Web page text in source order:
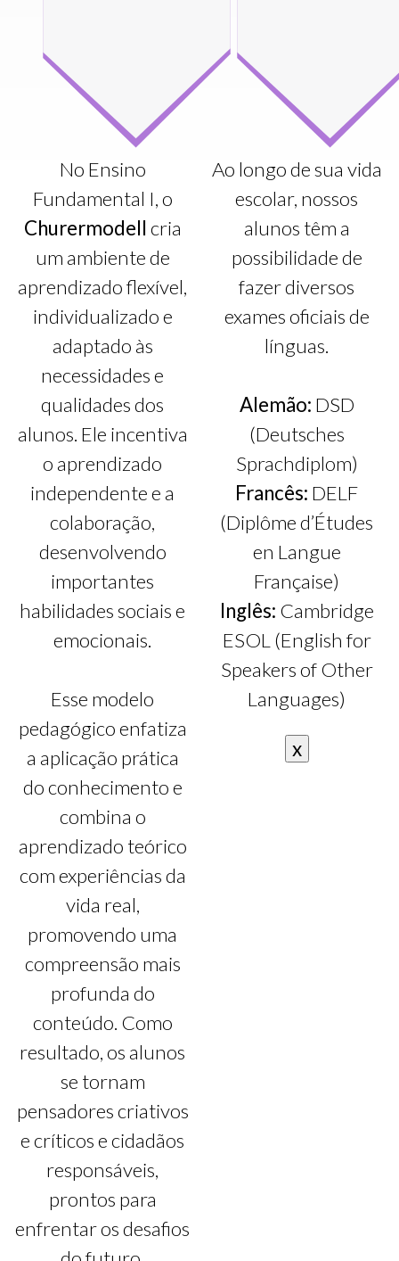
No Ensino
Fundamental I, o
Churermodell cria
um ambiente de
aprendizado flexível,
individualizado e
adaptado às
necessidades e
qualidades dos
alunos. Ele incentiva
o aprendizado
independente e a
colaboração,
desenvolvendo
importantes
habilidades sociais e
emocionais.
Esse modelo
pedagógico enfatiza
a aplicação prática
do conhecimento e
combina o
aprendizado teórico
com experiências da
vida real,
promovendo uma
compreensão mais
profunda do
conteúdo. Como
resultado, os alunos
se tornam
pensadores criativos
e críticos e cidadãos
responsáveis,
prontos para
enfrentar os desafios
Ao longo de sua vida
escolar, nossos
alunos têm a
possibilidade de
fazer diversos
exames oficiais de
línguas.
Alemão: DSD
(Deutsches
Sprachdiplom)
Francês: DELF
(Diplôme d’Études
en Langue
Française)
Inglês: Cambridge
ESOL (English for
Speakers of Other
Languages)
x